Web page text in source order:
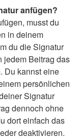
anfügen?
musst du
in deinem
du die Signatur
jedem Beitrag das
Du kannst eine
persönlichen
Signatur
dennoch ohne
dort einfach das
deaktivieren.